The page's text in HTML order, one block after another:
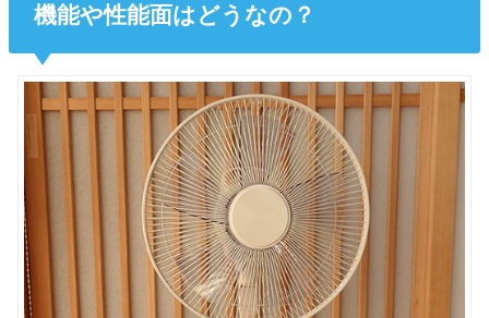
機能や性能面はどうなの？